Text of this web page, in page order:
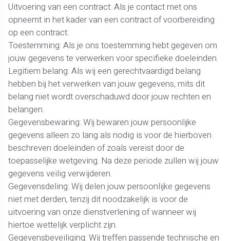
Uitvoering van een contract: Als je contact met ons
opneemt in het kader van een contract of voorbereiding
op een contract.
Toestemming: Als je ons toestemming hebt gegeven om
jouw gegevens te verwerken voor specifieke doeleinden.
Legitiem belang: Als wij een gerechtvaardigd belang
hebben bij het verwerken van jouw gegevens, mits dit
belang niet wordt overschaduwd door jouw rechten en
belangen.
Gegevensbewaring: Wij bewaren jouw persoonlijke
gegevens alleen zo lang als nodig is voor de hierboven
beschreven doeleinden of zoals vereist door de
toepasselijke wetgeving. Na deze periode zullen wij jouw
gegevens veilig verwijderen.
Gegevensdeling: Wij delen jouw persoonlijke gegevens
niet met derden, tenzij dit noodzakelijk is voor de
uitvoering van onze dienstverlening of wanneer wij
hiertoe wettelijk verplicht zijn.
Gegevensbeveiliging: Wij treffen passende technische en